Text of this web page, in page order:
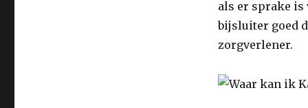
als er sprake is
bijsluiter goed
zorgverlener.